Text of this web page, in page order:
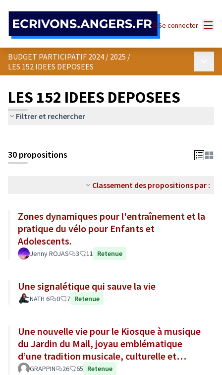
Se connecter
BUDGET PARTICIPATIF 2024 / 2025 /
LES 152 IDEES DEPOSEES
LES 152 IDEES DEPOSEES
Filtrer et rechercher
30 propositions
Classement des propositions par :
Zones dynamiques pour l'entraînement et la
pratique du vélo pour Enfants et
Adolescents.
Jenny ROJAS 3 11 Retenue
Une signalétique qui sauve la vie
NATH 6 0 7 Retenue
Une nouvelle vie pour le Kiosque à musique
du Jardin du Mail, joyau emblématique
d’une tradition musicale, culturelle et
sociale de la ville d’Angers.
GRAPPIN 26 65 Retenue